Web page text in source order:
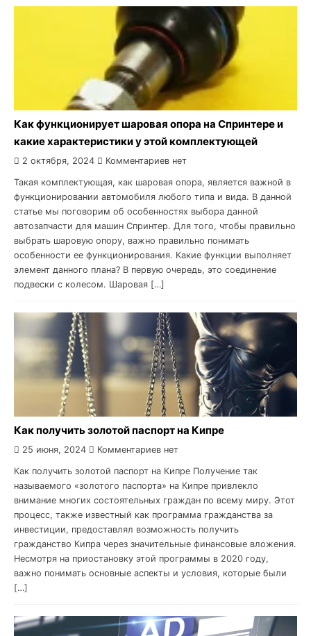
Как функционирует шаровая опора на Спринтере и
какие характеристики у этой комплектующей
2 октября, 2024 Комментариев нет
Такая комплектующая, как шаровая опора, является важной в
функционировании автомобиля любого типа и вида. В данной
статье мы поговорим об особенностях выбора данной
автозапчасти для машин Спринтер. Для того, чтобы правильно
выбрать шаровую опору, важно правильно понимать
особенности ее функционирования. Какие функции выполняет
элемент данного плана? В первую очередь, это соединение
подвески с колесом. Шаровая […]
Как получить золотой паспорт на Кипре
25 июня, 2024 Комментариев нет
Как получить золотой паспорт на Кипре Получение так
называемого «золотого паспорта» на Кипре привлекло
внимание многих состоятельных граждан по всему миру. Этот
процесс, также известный как программа гражданства за
инвестиции, предоставлял возможность получить
гражданство Кипра через значительные финансовые вложения.
Несмотря на приостановку этой программы в 2020 году,
важно понимать основные аспекты и условия, которые были
[…]